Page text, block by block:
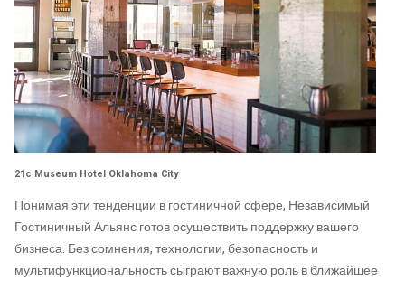
21c Museum Hotel Oklahoma City
Понимая эти тенденции в гостиничной сфере, Независимый
Гостиничный Альянс готов осуществить поддержку вашего
бизнеса. Без сомнения, технологии, безопасность и
мультифункциональность сыграют важную роль в ближайшее